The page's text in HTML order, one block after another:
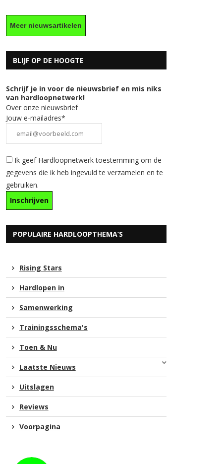
Meer nieuwsartikelen
BLIJF OP DE HOOGTE
Schrijf je in voor de nieuwsbrief en mis niks
van hardloopnetwerk!
Over onze nieuwsbrief
Jouw e-mailadres*
Ik geef Hardloopnetwerk toestemming om de
gegevens die ik heb ingevuld te verzamelen en te
gebruiken.
POPULAIRE HARDLOOPTHEMA’S
Rising Stars
Hardlopen in
Samenwerking
Trainingsschema's
Toen & Nu
Laatste Nieuws
Uitslagen
Reviews
Voorpagina